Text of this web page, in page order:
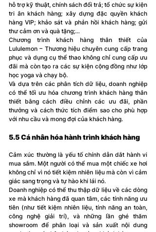
hỗ trợ kỹ thuật, chính sách đổi trả; tổ chức sự kiện
tri ân khách hàng; xây dựng đặc quyền khách
hàng VIP; khảo sát và phản hồi khách hàng; gửi
thư cảm ơn và quà tặng;…
Chương trình khách hàng thân thiết của
Lululemon – Thương hiệu chuyên cung cấp trang
phục và dụng cụ thể thao không chỉ cung cấp ưu
đãi mà còn tạo ra các sự kiện cộng đồng như lớp
học yoga và chạy bộ.
Và dựa trên các phân tích dữ liệu, doanh nghiệp
có thể tối ưu hóa chương trình khách hàng thân
thiết bằng cách điều chỉnh các ưu đãi, phần
thưởng và cách thức tích điểm sao cho phù hợp
với nhu cầu và mong đợi của khách hàng.
5.5 Cá nhân hóa hành trình khách hàng
Cảm xúc thường là yếu tố chính dẫn dắt hành vi
mua sắm. Một người có thể mua một chiếc xe hơi
không chỉ vì nó tiết kiệm nhiên liệu mà còn vì cảm
giác sang trọng và tự hào khi lái nó.
Doanh nghiệp có thể thu thập dữ liệu về các dòng
xe mà khách hàng đã quan tâm, các tính năng ưu
tiên (như tiết kiệm nhiên liệu, tính năng an toàn,
công nghệ giải trí), và những lần ghé thăm
showroom để phân loại và sản xuất nội dung